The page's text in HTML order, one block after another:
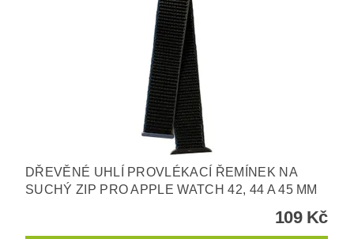
DŘEVĚNÉ UHLÍ PROVLÉKACÍ ŘEMÍNEK NA
SUCHÝ ZIP PRO APPLE WATCH 42, 44 A 45 MM
109 Kč